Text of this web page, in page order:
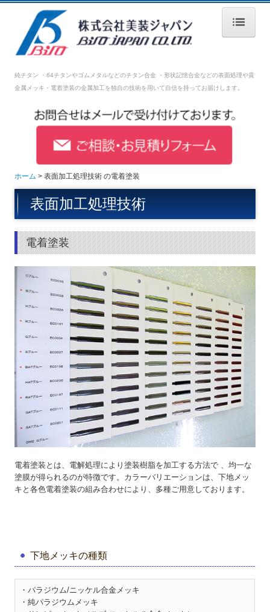
ホーム
会社案内
採用情報
募集要項【生産技術】
募集要項【生産管理】
募集要項【営業】
募集要項【メッキ分析の研究員】
お問い合わせ
2026年 営業カレンダー
純チタン ・64チタンやゴムメタルなどのチタン合金 ・形状記憶合金などの表面処理や貴
金属メッキ・電着塗装の金属加工を独自の技術を用いて自信を持ってお届けします。
ホーム 表面加工処理技術 の電着塗装
表面加工処理技術
電着塗装
電着塗装とは、電解処理により塗装樹脂を加工する方法で 、均一な
塗膜が得られるのが特徴です。カラーバリエーションは、下地メッ
キと各色電着塗装の組み合わせにより、多種ご用意しております。
下地メッキの種類
・パラジウム/ニッケル合金メッキ
・純パラジウムメッキ